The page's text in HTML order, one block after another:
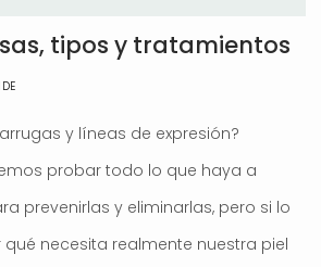
tipos y tratamientos
y líneas de expresión?
probar todo lo que haya a
prevenirlas y eliminarlas, pero si lo
necesita realmente nuestra piel